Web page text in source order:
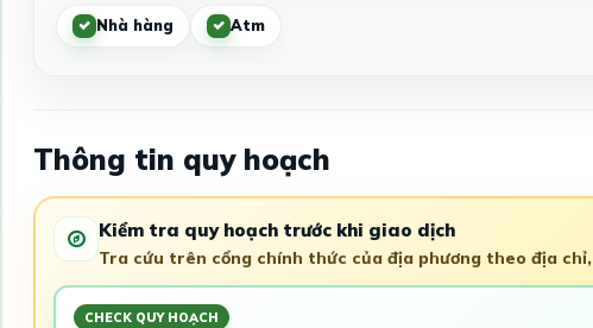
Nhà hàng Atm
Thông tin quy hoạch
Kiểm tra quy hoạch trước khi giao dịch
Tra cứu trên cổng chính thức của địa phương theo địa
CHECK QUY HOẠCH